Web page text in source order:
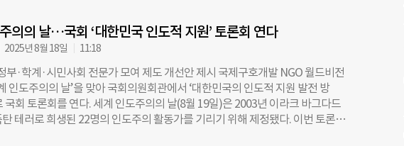
겼다. 위기의 순간에 가장 중요한 것은 국적이나 이해관계를 넘어 사람의 생명과
일이라는 사실이다.
의료 후송된 환자는 약 1만 620명이다. 이 가운데 약 6400명은 이집트, 1500명
트, 970명은 카타르로 이송됐다. 그러나 여전히 수천 명의 환자들이 치료를 기
지구에 남아 있다. 국경없는의사회는 의료 자원과 수용 여력이 있는 국가들이 더
아들이기 위한 노력을 시급히 확대해야 한다고 강조했다. 현재 의료 대피 및 후
히 제한적이며, 환자를 받아주는 국가 자체도 매우 적다. 일부 국가는 특정 질
한해서만 환자를 수용하는 이른바 ‘선별적 수용’을 하고 있다. 닥터 하니 이슬
사회 프로젝트 코디네이터는 “대부분의 수용국은 아동을 우선하는데, 성인과
의의 날…국회 ‘대한민국 인도적 지원’ 토론회 연다
2025년 8월 18일 11:18
부·학계·시민사회 전문가 모여 제도 개선안 제시 국제구호개발 NGO 월드비전
인도주의의 날’을 맞아 국회의원회관에서 ‘대한민국의 인도적 지원 발전 방
국회 토론회를 연다. 세계 인도주의의 날(8월 19일)은 2003년 이라크 바그다드
테러로 희생된 22명의 인도주의 활동가를 기리기 위해 제정됐다. 이번 토론회